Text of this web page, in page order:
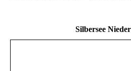
Silbersee